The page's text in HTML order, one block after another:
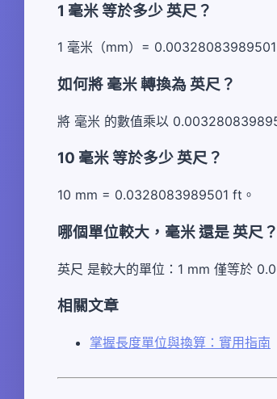
1 毫米 等於多少 英尺？
1 毫米（mm）= 0.00328083989501
如何將 毫米 轉換為 英尺？
將 毫米 的數值乘以
10 毫米 等於多少 英尺？
10 mm = 0.0328083989501 ft。
哪個單位較大，毫米 還是 英尺？
英尺 是較大的單位：1 mm 僅等於
相關文章
掌握長度單位與換算：實用指南